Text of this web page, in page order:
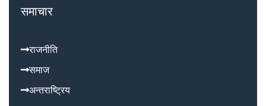
समाचार
राजनीति
समाज
अन्तराष्ट्रिय